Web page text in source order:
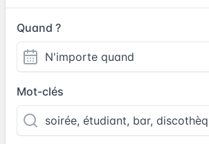
Quand ?
Mot-clés